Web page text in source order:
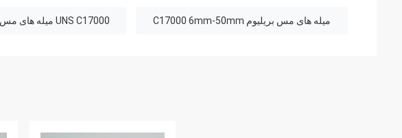
میله های مس بریلیوم C17000 6mm-50mm UNS C17000 میله های مس بریلیوم